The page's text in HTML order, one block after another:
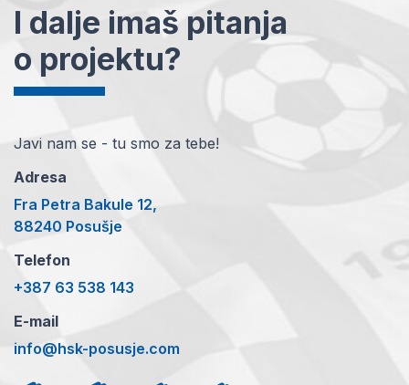
I dalje imaš pitanja
o projektu?
Javi nam se - tu smo za tebe!
Adresa
Fra Petra Bakule 12,
88240 Posušje
Telefon
+387 63 538 143
E-mail
info@hsk-posusje.com